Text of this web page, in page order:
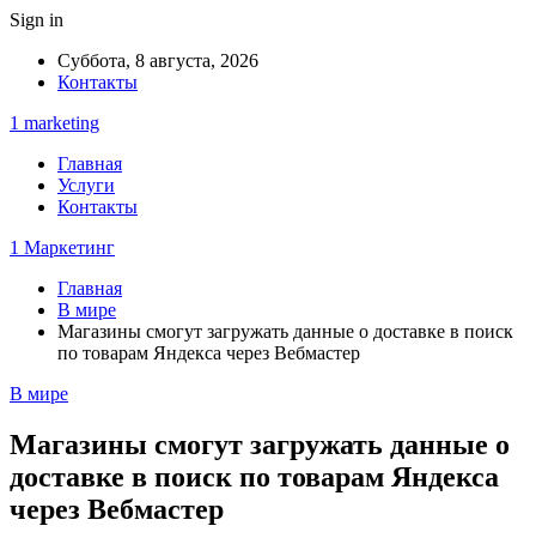
Sign in
Суббота, 8 августа, 2026
Контакты
1 marketing
Главная
Услуги
Контакты
1 Маркетинг
Главная
В мире
Магазины смогут загружать данные о доставке в поиск
по товарам Яндекса через Вебмастер
В мире
Магазины смогут загружать данные о
доставке в поиск по товарам Яндекса
через Вебмастер